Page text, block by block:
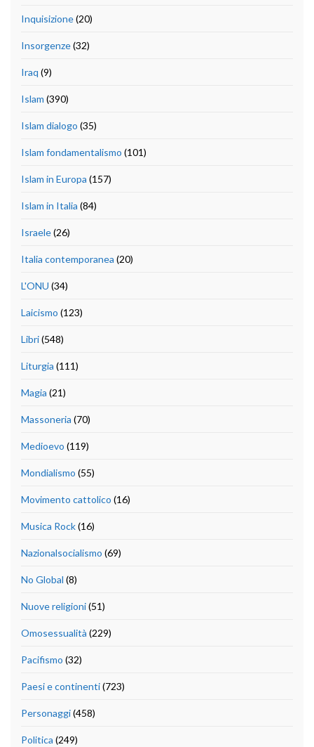
Inquisizione(20)
Insorgenze(32)
Iraq (9)
Islam (390)
Islam dialogo (35)
Islam fondamentalismo (101)
Islam in Europa (157)
Islam in Italia (84)
Israele(26)
Italia contemporanea (20)
L'ONU (34)
Laicismo (123)
Libri(548)
Liturgia (111)
Magia (21)
Massoneria (70)
Medioevo (119)
Mondialismo (55)
Movimento cattolico (16)
Musica Rock(16)
Nazionalsocialismo (69)
No Global (8)
Nuove religioni(51)
Omosessualità (229)
Pacifismo (32)
Paesi e continenti(723)
Personaggi(458)
Politica (249)